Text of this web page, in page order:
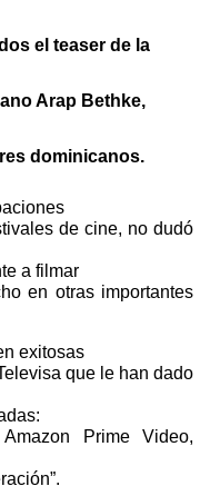
el teaser de la
Arap Bethke,
dominicanos.
de cine, no dudó
a filmar
en otras importantes
exitosas
que le han dado
Prime Video,